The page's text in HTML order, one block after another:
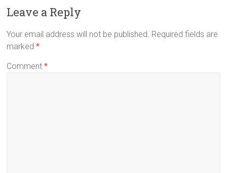
Leave a Reply
Your email address will not be published. Required fields are
marked*
Comment*